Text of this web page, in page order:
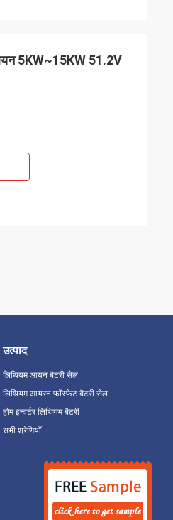
आयन 5KW~15KW 51.2V
उत्पाद
लिथियम आयन बैटरी सेल
लिथियम आयरन फॉस्फेट बैटरी सेल
होम इन्वर्टर लिथियम बैटरी
सभी श्रेणियाँ